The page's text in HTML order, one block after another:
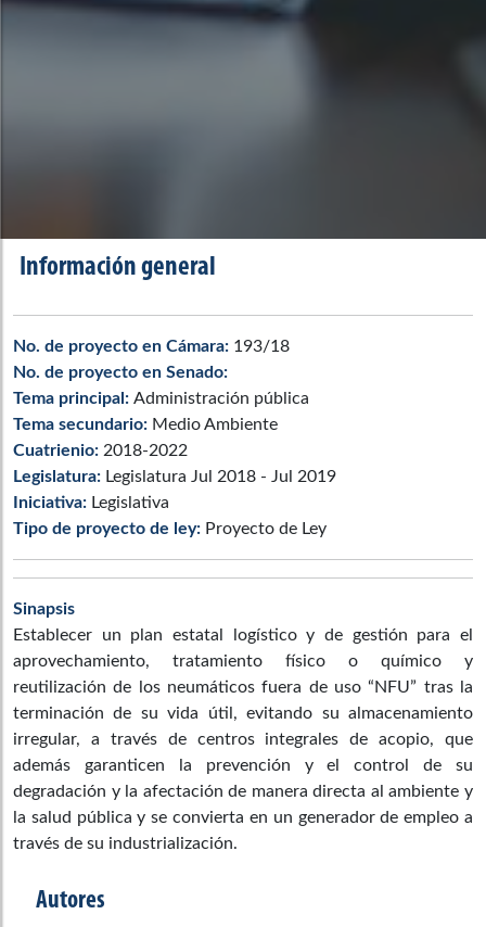
Información general
No. de proyecto en Cámara: 193/18
No. de proyecto en Senado:
Tema principal: Administración pública
Tema secundario: Medio Ambiente
Cuatrienio: 2018-2022
Legislatura: Legislatura Jul 2018 - Jul 2019
Iniciativa: Legislativa
Tipo de proyecto de ley: Proyecto de Ley
Sinapsis
Establecer un plan estatal logístico y de gestión para el
aprovechamiento, tratamiento físico o químico y
reutilización de los neumáticos fuera de uso “NFU” tras la
terminación de su vida útil, evitando su almacenamiento
irregular, a través de centros integrales de acopio, que
además garanticen la prevención y el control de su
degradación y la afectación de manera directa al ambiente y
la salud pública y se convierta en un generador de empleo a
través de su industrialización.
Autores